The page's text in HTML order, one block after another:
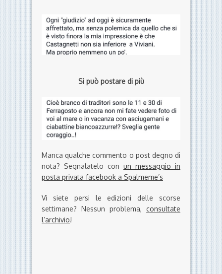
Si può postare di più
Manca qualche commento o post degno di
nota? Segnalatelo con un messaggio in
posta privata facebook a Spalmeme’s
Vi siete persi le edizioni delle scorse
settimane? Nessun problema, consultate
l’archivio!